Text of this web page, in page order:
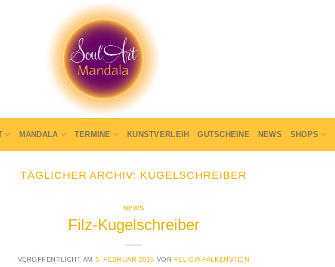
MANDALA TERMINE KUNSTVERLEIH GUTSCHEINE NEWS SHOPS
TÄGLICHER ARCHIV: KUGELSCHREIBER
NEWS
Filz-Kugelschreiber
VERÖFFENTLICHT AM 5. FEBRUAR 2016 VON FELICIA FALKENSTEIN